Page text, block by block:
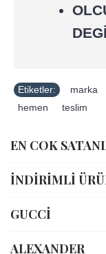
Etiketler: marka
hemen
teslim
EN COK
İNDİRİMLİ
GUCCİ
ALEXANDER